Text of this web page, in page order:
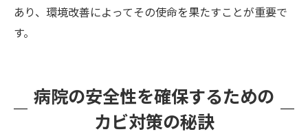
あり、環境改善によってその使命を果たすことが重要で
す。
病院の安全性を確保するための
カビ対策の秘訣